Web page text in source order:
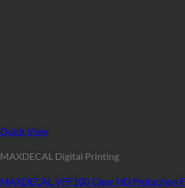
Quick View
MAXDECAL Digital Printing
MAXDECAL VPF100 Clear HD Protection